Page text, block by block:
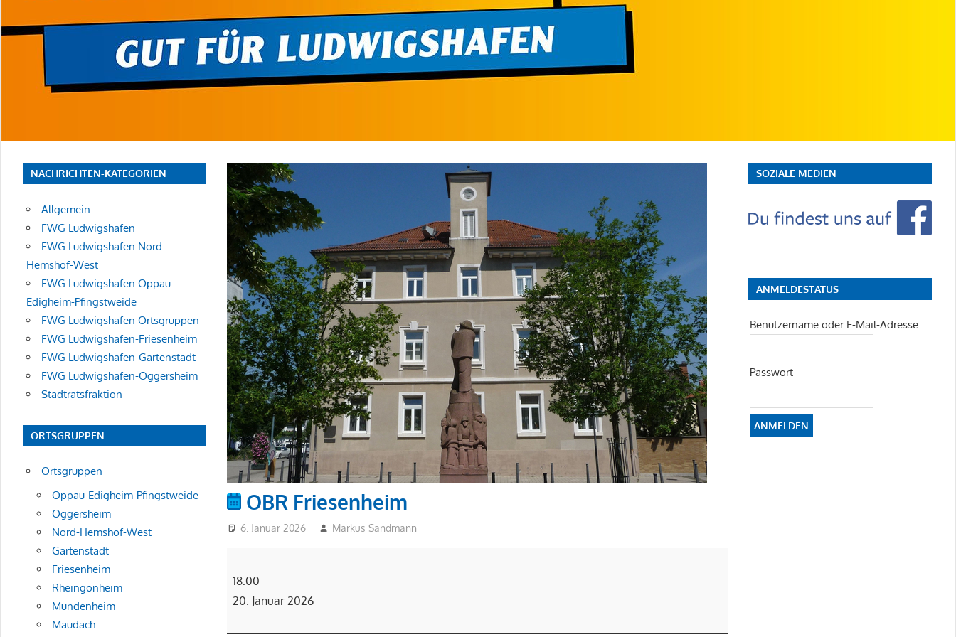
OBR Friesenheim
6. Januar 2026 Markus Sandmann
Friesenheim
18:00
20. Januar 2026
NACHRICHTEN-KATEGORIEN
Allgemein
FWG Ludwigshafen
FWG Ludwigshafen Nord-
Hemshof-West
FWG Ludwigshafen Oppau-
Edigheim-Pfingstweide
FWG Ludwigshafen Ortsgruppen
FWG Ludwigshafen-Friesenheim
FWG Ludwigshafen-Gartenstadt
FWG Ludwigshafen-Oggersheim
Stadtratsfraktion
ORTSGRUPPEN
Ortsgruppen
Oppau-Edigheim-Pfingstweide
Oggersheim
Nord-Hemshof-West
Gartenstadt
Friesenheim
Rheingönheim
Mundenheim
Maudach
SOZIALE MEDIEN
ANMELDESTATUS
Benutzername oder E-Mail-Adresse
Passwort